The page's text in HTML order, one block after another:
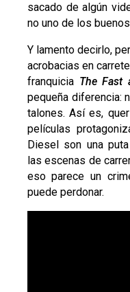
sacado de algún
no uno de los
Y lamento decirlo,
acrobacias en
franquicia The Fast
pequeña diferencia:
talones. Así es,
películas
Diesel son una
las escenas de
eso parece un
puede perdonar.